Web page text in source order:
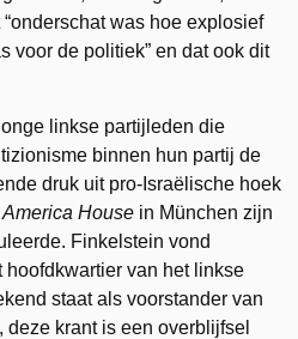
was hoe explosief
voor de politiek” en dat ook dit
linkse partijleden die
binnen hun partij de
druk uit pro-Israëlische hoek
America House in München zijn
Finkelstein vond
van het linkse
staat als voorstander van
krant is een overblijfsel